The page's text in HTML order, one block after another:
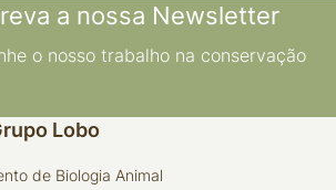
a nossa Newsletter
o nosso trabalho na conservação
Lobo
de Biologia Animal